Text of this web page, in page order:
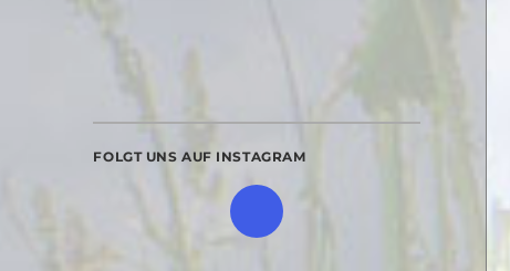
FOLGT UNS AUF INSTAGRAM